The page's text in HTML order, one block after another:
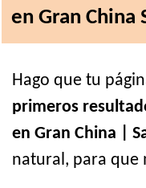
en Gran China
Hago que tu
primeros
en Gran China |
natural, para que